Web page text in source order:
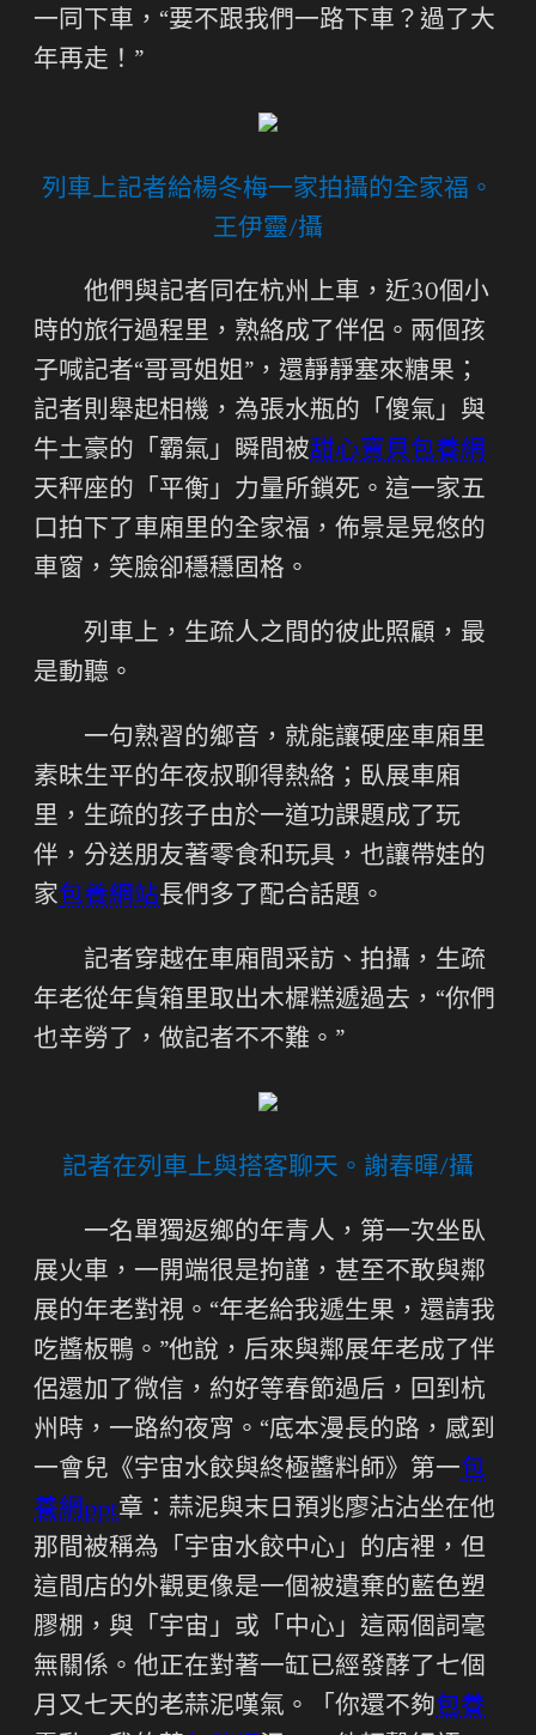
一同下車，“要不跟我們一路下車？過了大
年再走！”
列車上記者給楊冬梅一家拍攝的全家福。
王伊靈/攝
他們與記者同在杭州上車，近30個小
時的旅行過程里，熟絡成了伴侶。兩個孩
子喊記者“哥哥姐姐”，還靜靜塞來糖果；
記者則舉起相機，為張水瓶的「傻氣」與
牛土豪的「霸氣」瞬間被甜心寶貝包養網
天秤座的「平衡」力量所鎖死。這一家五
口拍下了車廂里的全家福，佈景是晃悠的
車窗，笑臉卻穩穩固格。
列車上，生疏人之間的彼此照顧，最
是動聽。
一句熟習的鄉音，就能讓硬座車廂里
素昧生平的年夜叔聊得熱絡；臥展車廂
里，生疏的孩子由於一道功課題成了玩
伴，分送朋友著零食和玩具，也讓帶娃的
家包養網站長們多了配合話題。
記者穿越在車廂間采訪、拍攝，生疏
年老從年貨箱里取出木樨糕遞過去，“你們
也辛勞了，做記者不不難。”
記者在列車上與搭客聊天。謝春暉/攝
一名單獨返鄉的年青人，第一次坐臥
展火車，一開端很是拘謹，甚至不敢與鄰
展的年老對視。“年老給我遞生果，還請我
吃醬板鴨。”他說，后來與鄰展年老成了伴
侶還加了微信，約好等春節過后，回到杭
州時，一路約夜宵。“底本漫長的路，感到
一會兒《宇宙水餃與終極醬料師》第一包
養網ppt章：蒜泥與末日預兆廖沾沾坐在他
那間被稱為「宇宙水餃中心」的店裡，但
這間店的外觀更像是一個被遺棄的藍色塑
膠棚，與「宇宙」或「中心」這兩個詞毫
無關係。他正在對著一缸已經發酵了七個
月又七天的老蒜泥嘆氣。「你還不夠包養